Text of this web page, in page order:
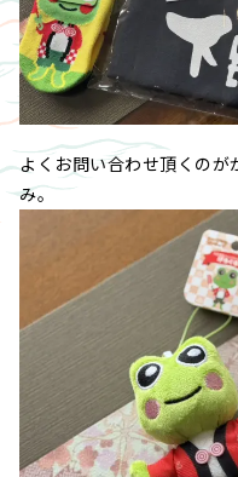
よくお問い合わせ頂くのが
み。